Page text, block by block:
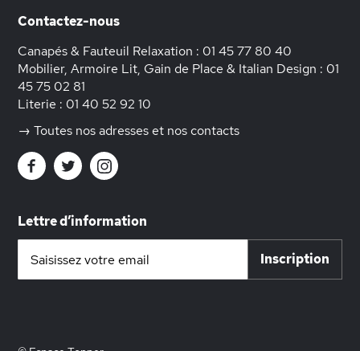
Contactez-nous
Canapés & Fauteuil Relaxation : 01 45 77 80 40
Mobilier, Armoire Lit, Gain de Place & Italian Design : 01
45 75 02 81
Literie : 01 40 52 92 10
→ Toutes nos adresses et nos contacts
Lettre d’information
notre
Inscription